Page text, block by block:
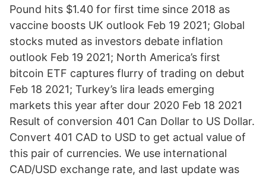
Pound hits $1.40 for first time since 2018 as
vaccine boosts UK outlook Feb 19 2021; Global
stocks muted as investors debate inflation
outlook Feb 19 2021; North America’s first
bitcoin ETF captures flurry of trading on debut
Feb 18 2021; Turkey’s lira leads emerging
markets this year after dour 2020 Feb 18 2021
Result of conversion 401 Can Dollar to US Dollar.
Convert 401 CAD to USD to get actual value of
this pair of currencies. We use international
CAD/USD exchange rate, and last update was